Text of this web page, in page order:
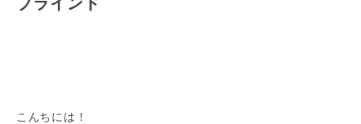
こんちには！